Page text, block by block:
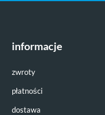
informacje
zwroty
płatności
dostawa